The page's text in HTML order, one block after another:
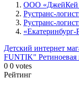
ООО «ДжейКей
Рустранс-
Рустранс-
«Екатеринбург-
Детский интернет
FUNTIK" Ретиноевая
0 0 votes
Рейтинг